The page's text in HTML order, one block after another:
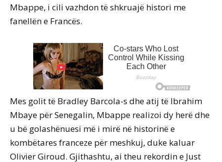
Mbappe, i cili vazhdon të shkruajë histori me
fanellën e Francës.
Mes golit të Bradley Barcola-s dhe atij të Ibrahim
Mbaye për Senegalin, Mbappe realizoi dy herë dhe
u bë golashënuesi më i mirë në historinë e
kombëtares franceze për meshkuj, duke kaluar
Olivier Giroud. Gjithashtu, ai theu rekordin e Just